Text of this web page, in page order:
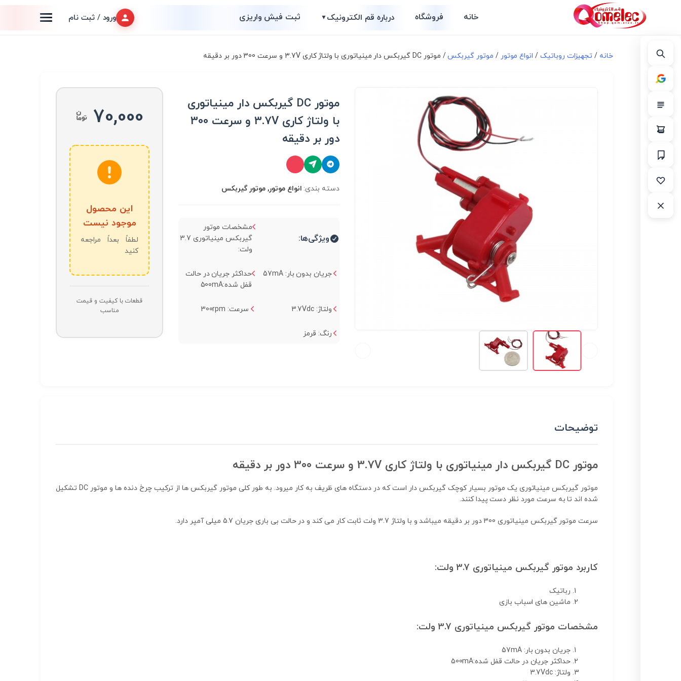
خانه فروشگاه درباره قم الکترونیک▼ ثبت فیش واریزی ورود / ثبت نام
خانه / تجهیزات روباتیک / انواع موتور / موتور گیربکس/ موتور DC گیربکس دار مینیاتوری با ولتاژ کاری 3.7V و سرعت 300 دور بر دقیقه
موتور DC گیربکس دار مینیاتوری
با ولتاژ کاری 3.7V و سرعت 300
دور بر دقیقه
دسته بندی: انواع موتور, موتور گیربکس
ویژگی‌ها:
مشخصات موتور
گیربکس مینیاتوری 3.7
ولت:
جریان بدون بار: 57mA
حداکثر جریان در حالت
قفل شده:500mA
ولتاژ: 3.7Vdc سرعت: 300rpm
رنگ: قرمز
70,000
این محصول
موجود نیست
لطفاً بعداً مراجعه
کنید
قطعات با کیفیت و قیمت
مناسب
توضیحات
موتور DC گیربکس دار مینیاتوری با ولتاژ کاری 3.7V و سرعت 300 دور بر دقیقه
موتور گیربکس مینیاتوری یک موتور بسیار کوچک گیربکس دار است که در دستگاه های ظریف به کار میرود. به طور کلی موتور گیربکس ها از ترکیب چرخ دنده ها و موتور DC تشکیل
شده اند تا به سرعت مورد نظر دست پیدا کنند.
سرعت موتور گیربکس مینیاتوری 300 دور بر دقیقه میباشد و با ولتاژ 3.7 ولت ثابت کار می کند و در حالت بی باری جریان 5.7 میلی آمپر دارد.
کاربرد موتور گیربکس مینیاتوری 3.7 ولت:
رباتیک
ماشین های اسباب بازی
مشخصات موتور گیربکس مینیاتوری 3.7 ولت:
جریان بدون بار: 57mA
حداکثر جریان در حالت قفل شده:500mA
ولتاژ: 3.7Vdc